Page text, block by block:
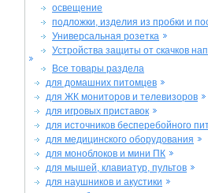
освещение
подложки, изделия из пробки и
Универсальная розетка
Устройства защиты от скачков
Все товары раздела
для домашних питомцев
для ЖК мониторов и телевизоров
для игровых приставок
для источников бесперебойного
для медицинского оборудования
для моноблоков и мини ПК
для мышей, клавиатур, пультов
для наушников и акустики